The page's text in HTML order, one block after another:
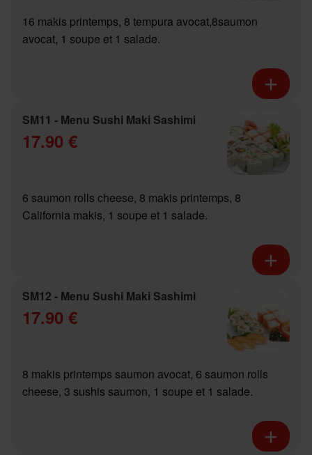
16 makis printemps, 8 tempura avocat,8saumon
avocat, 1 soupe et 1 salade.
SM11 - Menu Sushi Maki Sashimi
17.90 €
6 saumon rolls cheese, 8 makis printemps, 8
California makis, 1 soupe et 1 salade.
SM12 - Menu Sushi Maki Sashimi
17.90 €
8 makis printemps saumon avocat, 6 saumon rolls
cheese, 3 sushis saumon, 1 soupe et 1 salade.